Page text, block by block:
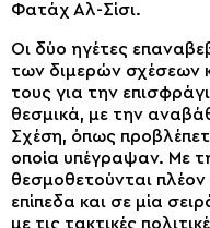
Φατάχ Αλ-Σίσι.
Οι δύο ηγέτες
των διμερών σχέσεων
τους για την
θεσμικά, με την
Σχέση, όπως
οποία υπέγραψαν. Με
θεσμοθετούνται
επίπεδα και σε μία
με τις τακτικές